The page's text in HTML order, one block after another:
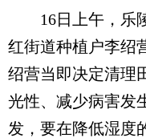
16日上午，乐陵
红街道种植户李绍
绍营当即决定清理
光性、减少病害发
发，要在降低湿度